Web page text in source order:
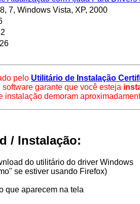
7, Windows Vista, XP, 2000
pelo Utilitário de Instalação
software garante que você esteja
instalação demoram
/ Instalação:
do utilitário do driver Windows
se estiver usando Firefox)
que aparecem na tela